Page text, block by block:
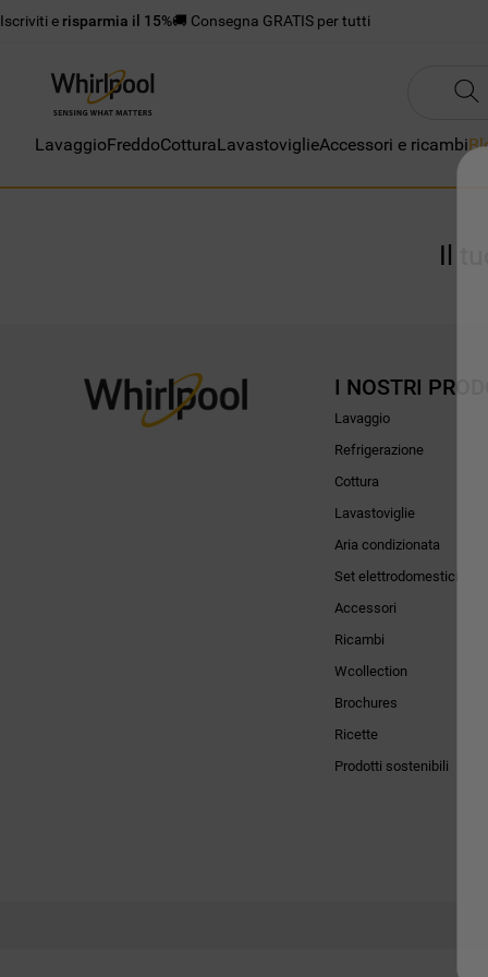
Iscriviti e risparmia il 15%🚚 Consegna GRATIS per tutti
LavaggioFreddoCotturaLavastoviglieAccessori e ricambi
Il
I NOSTRI
Lavaggio
Refrigerazione
Cottura
Lavastoviglie
Aria condizionata
Set elettrodomestici
Accessori
Ricambi
Wcollection
Brochures
Ricette
Prodotti sostenibili